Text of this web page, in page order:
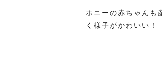
ポニーの赤ちゃんも
く様子がかわいい！